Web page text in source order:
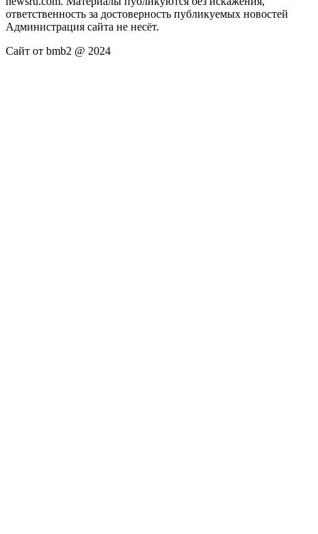
ответственность за достоверность публикуемых новостей
Администрация сайта не несёт.
Сайт от bmb2 @ 2024